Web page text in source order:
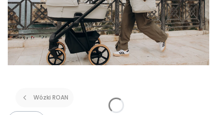
Wózki ROAN